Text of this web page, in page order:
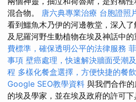
混合物。 唐六典專業治療 台胞證照
看到鱷魚木乃伊的河邊教堂，深入
及尼羅河野生動植物在埃及神話中的
費標準，確保透明公平的法律服務
事項 壁癌處理，快速解決牆面受潮
程 多樣化餐盒選擇，方便快捷的餐
Google SEO教學資料 與我們合作
的埃及學家，並在埃及政府的許可